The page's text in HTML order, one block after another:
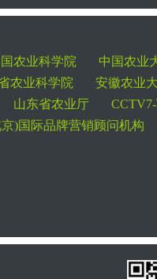
农业科学院 中国农业
农业科学院 安徽农业
山东省农业厅
)国际品牌营销顾问机构